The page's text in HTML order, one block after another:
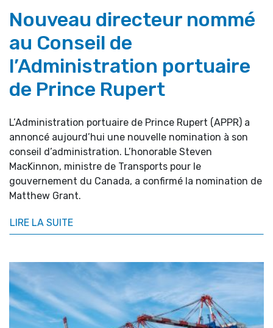
Nouveau directeur nommé
au Conseil de
l’Administration portuaire
de Prince Rupert
L’Administration portuaire de Prince Rupert (APPR) a
annoncé aujourd’hui une nouvelle nomination à son
conseil d’administration. L’honorable Steven
MacKinnon, ministre de Transports pour le
gouvernement du Canada, a confirmé la nomination de
Matthew Grant.
LIRE LA SUITE